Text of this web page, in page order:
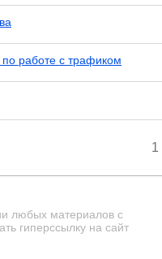
работе с трафиком
1
любых материалов с
гиперссылку на сайт